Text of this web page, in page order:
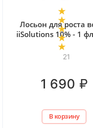
3
Лосьон для роста
Kirktime 5% - 2
2 829 ₽
В корзину